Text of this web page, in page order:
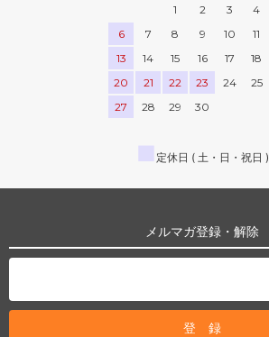
1
2 3 4
6
7 8 9 10 11
13
14 15 16 17 18
20
21 22 23 24 25
27
28 29 30
■ 定休日 ( 土・日・祝日 )
メルマガ登録・解除